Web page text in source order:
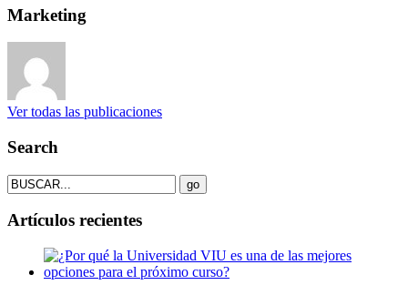
Marketing
Ver todas las publicaciones
Search
Artículos recientes